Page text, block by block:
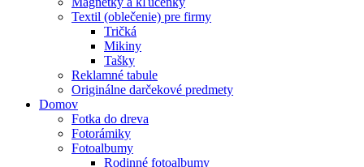
Textil (oblečenie) pre firmy
Tričká
Mikiny
Tašky
Reklamné tabule
Originálne darčekové predmety
Domov
Fotka do dreva
Fotorámiky
Fotoalbumy
Rodinné fotoalbumy